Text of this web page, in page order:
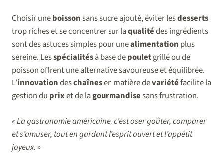
Choisir uneboissonsans sucre ajouté, éviter lesdesserts
trop riches et se concentrer sur laqualitédes ingrédients
sont des astuces simples pour unealimentation plus
sereine. Lesspécialitésà base depouletgrillé ou de
poisson offrent une alternative savoureuse et équilibrée.
L’innovationdeschaînesen matière devariétéfacilite la
gestion du prixet de lagourmandisesans frustration.
« La gastronomie américaine, c’est oser goûter, comparer
et s’amuser, tout en gardant l’esprit ouvert et l’appétit
joyeux. »